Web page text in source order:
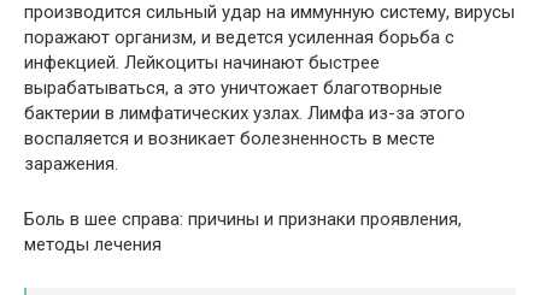
производится сильный удар на иммунную систему, вирусы
поражают организм, и ведется усиленная борьба с
инфекцией. Лейкоциты начинают быстрее
вырабатываться, а это уничтожает благотворные
бактерии в лимфатических узлах. Лимфа из-за этого
воспаляется и возникает болезненность в месте
заражения.
Боль в шее справа: причины и признаки проявления,
методы лечения